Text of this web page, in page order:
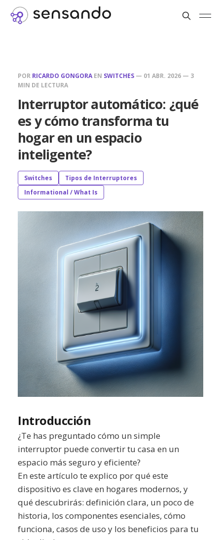
POR RICARDO GONGORA EN SWITCHES — 01 ABR. 2026 — 3
MIN DE LECTURA
Interruptor automático: ¿qué
es y cómo transforma tu
hogar en un espacio
inteligente?
Switches
Tipos de Interruptores
Informational / What Is
Introducción
¿Te has preguntado cómo un simple
interruptor puede convertir tu casa en un
espacio más seguro y eficiente?
En este artículo te explico por qué este
dispositivo es clave en hogares modernos, y
qué descubrirás: definición clara, un poco de
historia, los componentes esenciales, cómo
funciona, casos de uso y los beneficios para tu